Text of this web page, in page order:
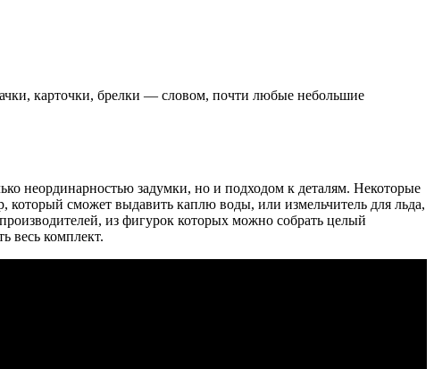
карточки, брелки — словом, почти любые небольшие
неординарностью задумки, но и подходом к деталям. Некоторые
сможет выдавить каплю воды, или измельчитель для льда,
из фигурок которых можно собрать целый
весь комплект.